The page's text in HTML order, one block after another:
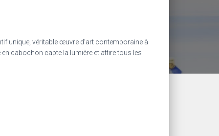
unique, véritable œuvre d’art contemporaine à
cabochon capte la lumière et attire tous les